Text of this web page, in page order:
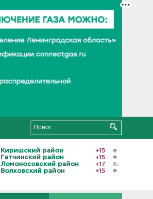
Киришский район
+15
Гатчинский район
+15
Ломоносовский район
+17
Волховский район
+15